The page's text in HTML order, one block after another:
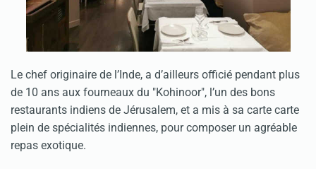
Le chef originaire de l’Inde, a d’ailleurs officié pendant plus
de 10 ans aux fourneaux du "Kohinoor", l’un des bons
restaurants indiens de Jérusalem, et a mis à sa carte carte
plein de spécialités indiennes, pour composer un agréable
repas exotique.